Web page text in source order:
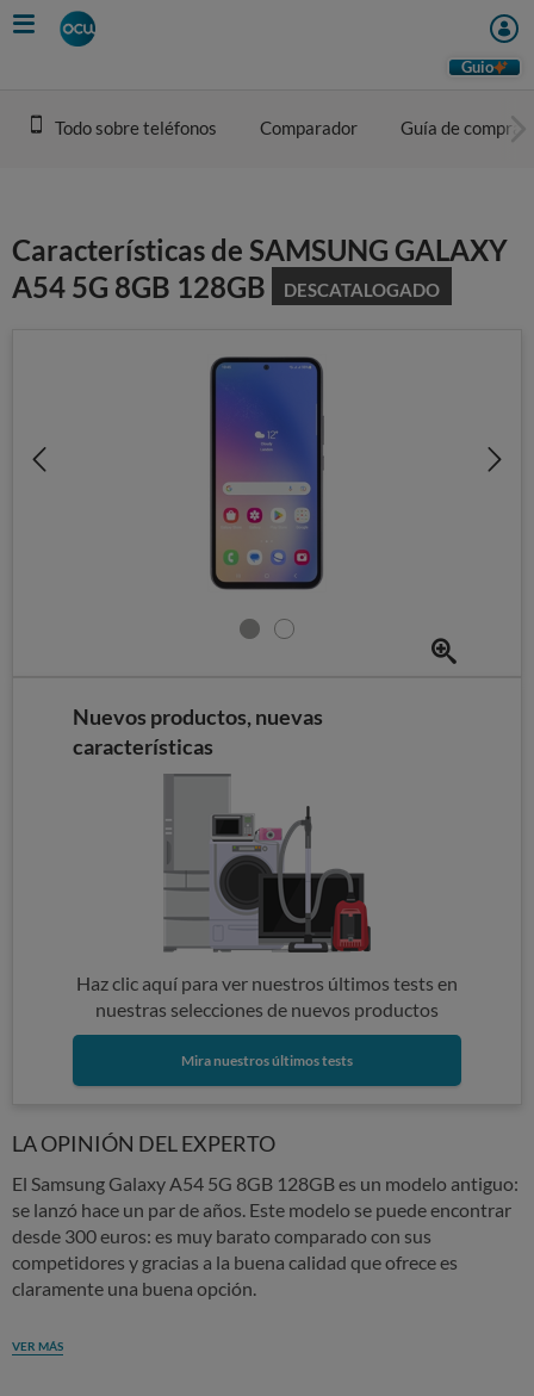
Skip
to
Guio
Todo sobre teléfonos Comparador Guía de compra
Características de SAMSUNG GALAXY
A54 5G 8GB 128GB
DESCATALOGADO
Nuevos productos, nuevas
características
Haz clic aquí para ver nuestros últimos tests en
nuestras selecciones de nuevos productos
Mira nuestros últimos tests
LA OPINIÓN DEL EXPERTO
El Samsung Galaxy A54 5G 8GB 128GB es un modelo antiguo:
se lanzó hace un par de años. Este modelo se puede encontrar
desde 300 euros: es muy barato comparado con sus
competidores y gracias a la buena calidad que ofrece es
claramente una buena opción.
VER MÁS